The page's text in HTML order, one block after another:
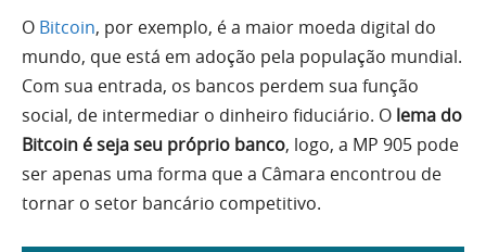
O Bitcoin, por exemplo, é a maior moeda digital do
mundo, que está em adoção pela população mundial.
Com sua entrada, os bancos perdem sua função
social, de intermediar o dinheiro fiduciário. O lema do
Bitcoin é seja seu próprio banco, logo, a MP 905 pode
ser apenas uma forma que a Câmara encontrou de
tornar o setor bancário competitivo.